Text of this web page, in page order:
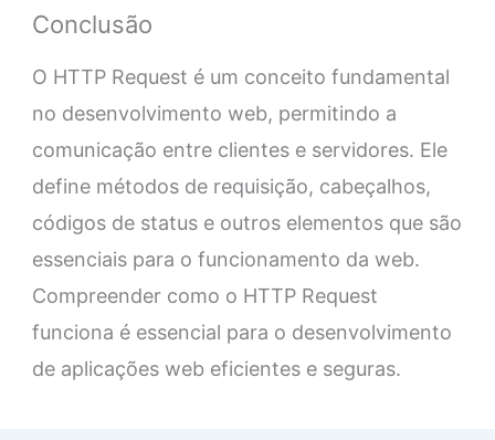
Conclusão
O HTTP Request é um conceito fundamental
no desenvolvimento web, permitindo a
comunicação entre clientes e servidores. Ele
define métodos de requisição, cabeçalhos,
códigos de status e outros elementos que são
essenciais para o funcionamento da web.
Compreender como o HTTP Request
funciona é essencial para o desenvolvimento
de aplicações web eficientes e seguras.